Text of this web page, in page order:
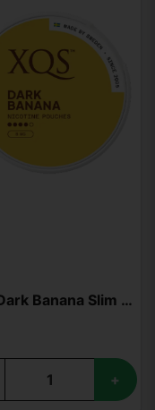
XQS Dark Banana Slim Strong
+